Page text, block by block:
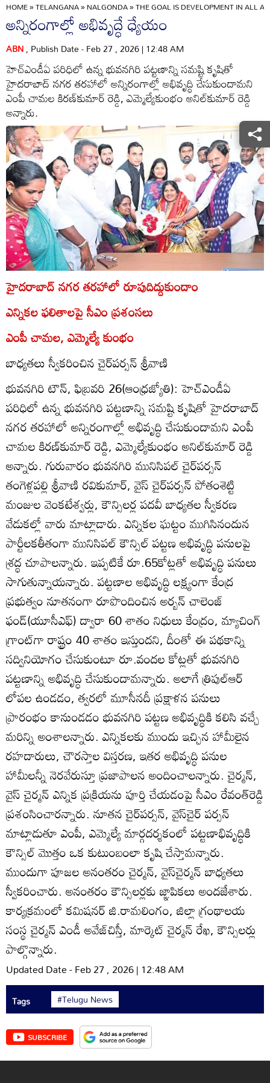
HOME»TELANGANA»NALGONDA»THE GOAL IS DEVELOPMENT IN ALL
అన్నిరంగాల్లో అభివృద్ధే ధ్యేయం
ABN, Publish Date - Feb 27 , 2026 | 12:48 AM
హెచ్‌ఎండీఏ పరిధిలో ఉన్న భువనగిరి పట్టణాన్ని సమష్టి కృషితో
హైదరాబాద్‌ నగర తరహాలో అన్నిరంగాల్లో అభివృద్ధి చేసుకుందామని
ఎంపీ చామల కిరణ్‌కుమార్‌ రెడ్డి, ఎమ్మెల్యేకుంభం అనిల్‌కుమార్‌ రెడ్డి
అన్నారు.
హైదరాబాద్‌ నగర తరహాలో రూపుదిద్దుకుందాం
ఎన్నికల ఫలితాలపై సీఎం ప్రశంసలు
ఎంపీ చామల, ఎమ్మెల్యే కుంభం
బాధ్యతలు స్వీకరించిన చైర్‌పర్సన్‌ శ్రీవాణి
భువనగిరి టౌన్‌, ఫిబ్రవరి 26(ఆంధ్రజ్యోతి): హెచ్‌ఎండీఏ
పరిధిలో ఉన్న భువనగిరి పట్టణాన్ని సమష్టి కృషితో హైదరాబాద్‌
నగర తరహాలో అన్నిరంగాల్లో అభివృద్ధి చేసుకుందామని ఎంపీ
చామల కిరణ్‌కుమార్‌ రెడ్డి, ఎమ్మెల్యేకుంభం అనిల్‌కుమార్‌ రెడ్డి
అన్నారు. గురువారం భువనగిరి మునిసిపల్‌ చైర్‌పర్సన్‌
తంగెళ్లపల్లి శ్రీవాణి రవికుమార్‌, వైస్‌ చైర్‌పర్సన్‌ పోతంశెట్టి
మంజుల వెంకటేశ్వర్లు, కౌన్సిలర్ల పదవీ బాధ్యతల స్వీకరణ
వేడుకల్లో వారు మాట్లాడారు. ఎన్నికల ఘట్టం ముగిసినందున
పార్టీలకతీతంగా మునిసిపల్‌ కౌన్సిల్‌ పట్టణ అభివృద్ధి పనులపై
శ్రద్ధ చూపాలన్నారు. ఇప్పటికే రూ.65కోట్లతో అభివృద్ధి పనులు
సాగుతున్నాయన్నారు. పట్టణాల అభివృద్ధి లక్ష్యంగా కేంద్ర
ప్రభుత్వం నూతనంగా రూపొందించిన అర్బన్‌ చాలెంజ్‌
ఫండ్‌(యూసీఎఫ్‌) ద్వారా 60 శాతం నిధులు కేంద్రం, మ్యాచింగ్‌
గ్రాంట్‌గా రాష్ట్రం 40 శాతం ఇస్తుందని, దీంతో ఈ పథకాన్ని
సద్వినియోగం చేసుకుంటూ రూ.వందల కోట్లతో భువనగిరి
పట్టణాన్ని అభివృద్ధి చేసుకుందామన్నారు. అలాగే త్రిపుల్‌ఆర్‌
లోపల ఉండడం, త్వరలో మూసీనదీ ప్రక్షాళన పనులు
ప్రారంభం కానుండడం భువనగిరి పట్టణ అభివృద్ధికి కలిసి వచ్చే
మరిన్ని అంశాలన్నారు. ఎన్నికలకు ముందు ఇచ్చిన హామీలైన
రహదారులు, చౌరస్తాల విస్తరణ, ఇతర అభివృద్ధి పనుల
హామీలన్నీ నెరవేరుస్తూ ప్రజాపాలన అందించాలన్నారు. చైర్మన్‌,
వైస్‌ చైర్మన్‌ ఎన్నిక ప్రక్రియను పూర్తి చేయడంపై సీఎం రేవంత్‌రెడ్డి
ప్రశంసించారన్నారు. నూతన చైర్‌పర్సన్‌, వైస్‌చైర్‌ పర్సన్‌
మాట్లాడుతూ ఎంపీ, ఎమ్మెల్యే మార్గదర్శకంలో పట్టణాభివృద్ధికి
కౌన్సిల్‌ మొత్తం ఒక కుటుంబంలా కృషి చేస్తామన్నారు.
ముందుగా పూజల అనంతరం చైర్మన్‌, వైస్‌చైర్మన్‌ బాధ్యతలు
స్వీకరించారు. అనంతరం కౌన్సిలర్లకు జ్ఞాపికలు అందజేశారు.
కార్యక్రమంలో కమిషనర్‌ జి.రామలింగం, జిల్లా గ్రంథాలయ
సంస్థ చైర్మన్‌ ఎండీ అవేజ్‌చిస్తీ, మార్కెట్‌ చైర్మన్‌ రేఖ, కౌన్సిలర్లు
పాల్గొన్నారు.
Updated Date - Feb 27 , 2026 | 12:48 AM
Tags #Telugu News
SUBSCRIBE